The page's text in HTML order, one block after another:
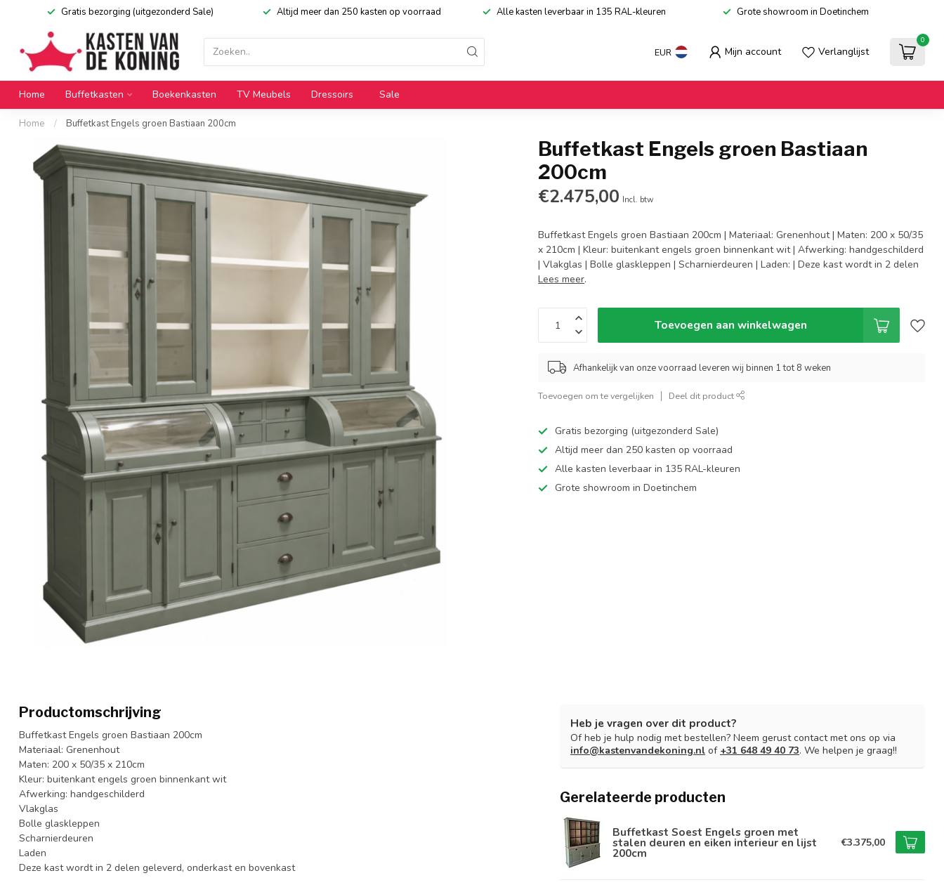
Gratis bezorging (uitgezonderd Sale) Altijd meer dan 250 kasten op voorraad Alle kasten leverbaar in 135 RAL-kleuren Grote showroom in Doetinchem
EUR Mijn account Verlanglijst
0
Home Buffetkasten Boekenkasten TV Meubels Dressoirs Sale
Home / Buffetkast Engels groen Bastiaan 200cm
Buffetkast Engels groen Bastiaan
200cm
€2.475,00 Incl. btw
Buffetkast Engels groen Bastiaan 200cm | Materiaal: Grenenhout | Maten: 200 x 50/35
x 210cm | Kleur: buitenkant engels groen binnenkant wit | Afwerking: handgeschilderd
| Vlakglas | Bolle glaskleppen | Scharnierdeuren | Laden: | Deze kast wordt in 2 delen
Lees meer.
Toevoegen aan winkelwagen
Afhankelijk van onze voorraad leveren wij binnen 1 tot 8 weken
Toevoegen om te vergelijken Deel dit product
Gratis bezorging (uitgezonderd Sale)
Altijd meer dan 250 kasten op voorraad
Alle kasten leverbaar in 135 RAL-kleuren
Grote showroom in Doetinchem
Productomschrijving
Buffetkast Engels groen Bastiaan 200cm
Materiaal: Grenenhout
Maten: 200 x 50/35 x 210cm
Kleur: buitenkant engels groen binnenkant wit
Afwerking: handgeschilderd
Vlakglas
Bolle glaskleppen
Scharnierdeuren
Laden
Deze kast wordt in 2 delen geleverd, onderkast en bovenkast
Heb je vragen over dit product?
Of heb je hulp nodig met bestellen? Neem gerust contact met ons op via
info@kastenvandekoning.nl of +31 648 49 40 73. We helpen je graag!!
Gerelateerde producten
Buffetkast Soest Engels groen met
stalen deuren en eiken interieur en lijst
200cm
€3.375,00